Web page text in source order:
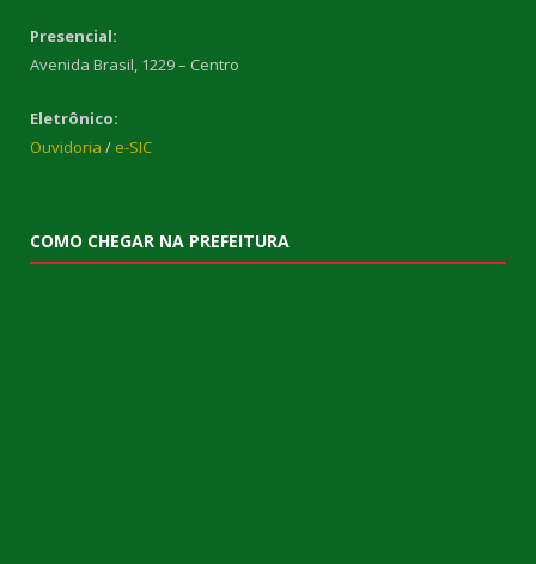
Presencial:
Avenida Brasil, 1229 – Centro
Eletrônico:
Ouvidoria / e-SIC
COMO CHEGAR NA PREFEITURA